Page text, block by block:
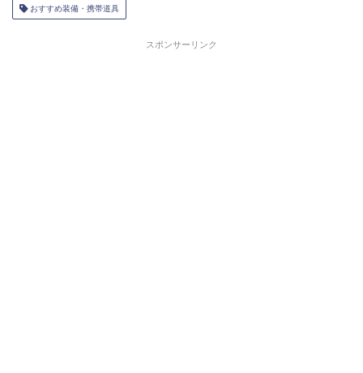
おすすめ装備・携帯道具
スポンサーリンク